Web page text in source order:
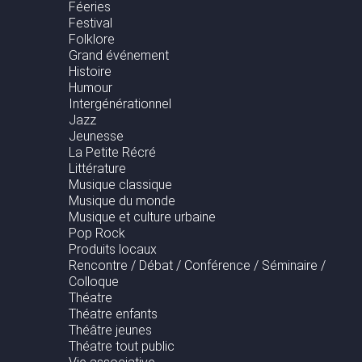
Féeries
Festival
Folklore
Grand événement
Histoire
Humour
Intergénérationnel
Jazz
Jeunesse
La Petite Récré
Littérature
Musique classique
Musique du monde
Musique et culture urbaine
Pop Rock
Produits locaux
Rencontre / Débat / Conférence / Séminaire /
Colloque
Théatre
Théatre enfants
Théâtre jeunes
Théatre tout public